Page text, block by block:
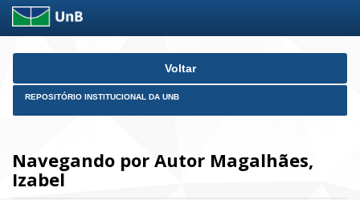
Skip
Voltar
REPOSITÓRIO INSTITUCIONAL DA UNB
Navegando por Autor Magalhães,
Izabel